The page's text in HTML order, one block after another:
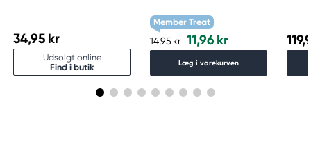
34,95 kr
Udsolgt online
Find i butik
grey 1 WG1
Member Treat
14,95 kr 11,96 kr
Læg i varekurven